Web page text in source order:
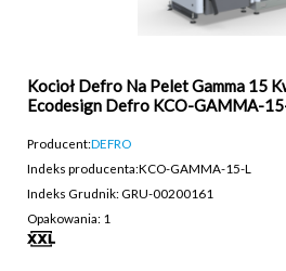
Kocioł Defro Na Pelet Gamma 15
Ecodesign Defro KCO-GAMMA-
Producent:DEFRO
Indeks producenta:KCO-GAMMA-15-L
Indeks Grudnik: GRU-00200161
Opakowania: 1